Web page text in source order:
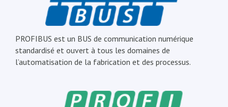
PROFIBUS est un BUS de communication numérique
standardisé et ouvert à tous les domaines de
l’automatisation de la fabrication et des processus.